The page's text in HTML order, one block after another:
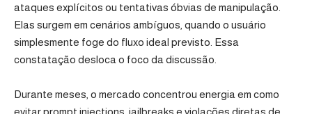
ataques explícitos ou tentativas óbvias de manipulação.
Elas surgem em cenários ambíguos, quando o usuário
simplesmente foge do fluxo ideal previsto. Essa
constatação desloca o foco da discussão.
Durante meses, o mercado concentrou energia em como